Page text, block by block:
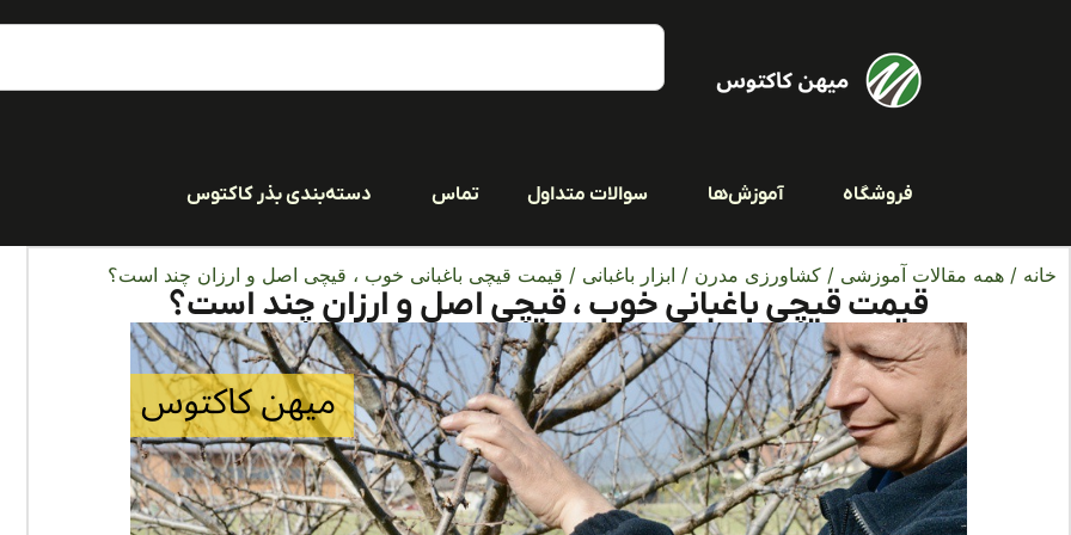
فروشگاه آموزش‌ها سوالات متداول تماس دسته‌بندی بذر کاکتوس
خانه / همه مقالات آموزشی / کشاورزی مدرن / ابزار باغبانی / قیمت قیچی باغبانی خوب ، قیچی اصل و ارزان چند است؟
قیمت قیچی باغبانی خوب ، قیچی اصل و ارزان چند است؟